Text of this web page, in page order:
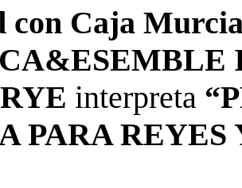
con Caja
interpreta
PARA REYES